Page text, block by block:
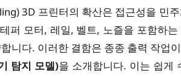
3D 프린터의 확산은 접근성을 민
퍼 모터, 레일, 벨트, 노즐을 포함하
니다. 이러한 결함은 종종 출력 작업
탐지 모델)을 소개합니다. 이는 쉽게